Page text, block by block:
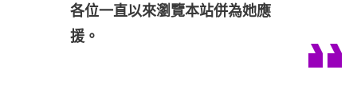
各位一直以來瀏覽本站併為她應
援。